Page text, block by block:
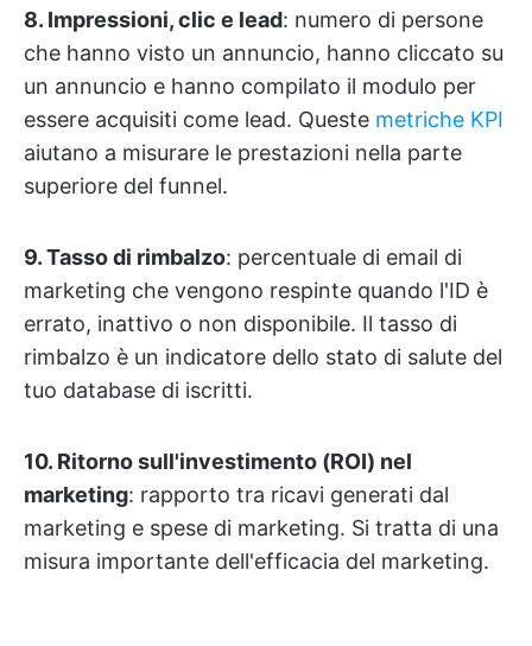
8. Impressioni, clic e lead: numero di persone
che hanno visto un annuncio, hanno cliccato su
un annuncio e hanno compilato il modulo per
essere acquisiti come lead. Queste metriche KPI
aiutano a misurare le prestazioni nella parte
superiore del funnel.
9. Tasso di rimbalzo: percentuale di email di
marketing che vengono respinte quando l'ID è
errato, inattivo o non disponibile. Il tasso di
rimbalzo è un indicatore dello stato di salute del
tuo database di iscritti.
10. Ritorno sull'investimento (ROI) nel
marketing: rapporto tra ricavi generati dal
marketing e spese di marketing. Si tratta di una
misura importante dell'efficacia del marketing.